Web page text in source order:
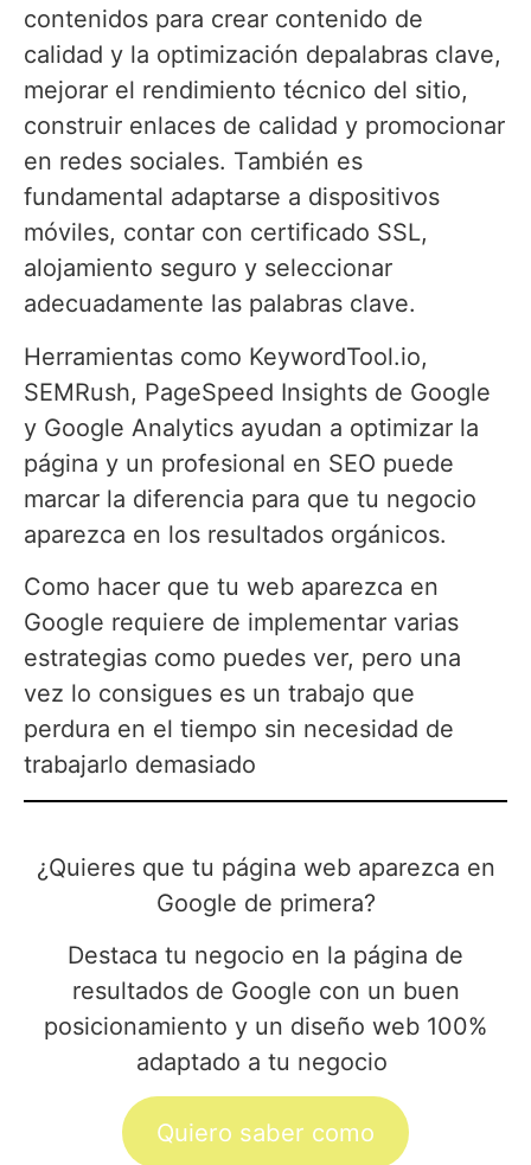
contenidos para crear contenido de
calidad y la optimización depalabras clave,
mejorar el rendimiento técnico del sitio,
construir enlaces de calidad y promocionar
en redes sociales. También es
fundamental adaptarse a dispositivos
móviles, contar con certificado SSL,
alojamiento seguro y seleccionar
adecuadamente las palabras clave.
Herramientas como KeywordTool.io,
SEMRush, PageSpeed Insights de Google
y Google Analytics ayudan a optimizar la
página y un profesional en SEO puede
marcar la diferencia para que tu negocio
aparezca en los resultados orgánicos.
Como hacer que tu web aparezca en
Google requiere de implementar varias
estrategias como puedes ver, pero una
vez lo consigues es un trabajo que
perdura en el tiempo sin necesidad de
trabajarlo demasiado
¿Quieres que tu página web aparezca en
Google de primera?
Destaca tu negocio en la página de
resultados de Google con un buen
posicionamiento y un diseño web 100%
adaptado a tu negocio
Quiero saber como